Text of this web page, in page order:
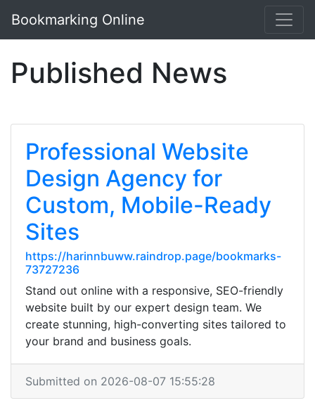
Bookmarking Online
Published News
Professional Website
Design Agency for
Custom, Mobile-Ready
Sites
https://harinnbuww.raindrop.page/bookmarks-
73727236
Stand out online with a responsive, SEO-friendly
website built by our expert design team. We
create stunning, high-converting sites tailored to
your brand and business goals.
Submitted on 2026-08-07 15:55:28